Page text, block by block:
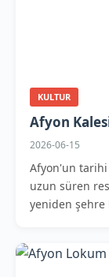
KULTUR
Afyon
2026-06-15
Afyon'un
uzun süren
yeniden şehre